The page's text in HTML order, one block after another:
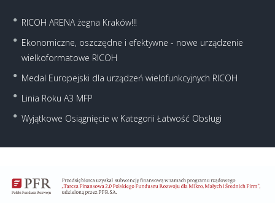
RICOH ARENA żegna Kraków!!!
Ekonomiczne, oszczędne i efektywne - nowe urządzenie
wielkoformatowe RICOH
Medal Europejski dla urządzeń wielofunkcyjnych RICOH
Linia Roku A3 MFP
Wyjątkowe Osiągnięcie w Kategorii Łatwość Obsługi